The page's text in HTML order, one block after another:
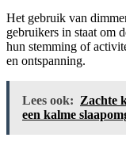
Het gebruik van
gebruikers in staat om
hun stemming of
en ontspanning.
Lees ook: Zachte
een kalme